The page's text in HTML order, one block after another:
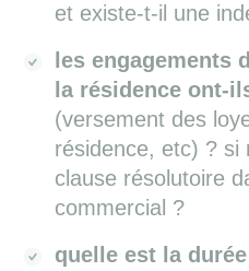
et existe-t-il une
les engagements
la résidence ont-
(versement des
résidence, etc) ? si
clause résolutoire
commercial ?
quelle est la